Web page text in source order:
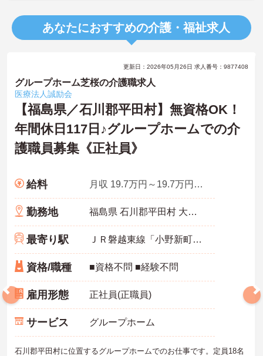
あなたにおすすめの介護・福祉求人
更新日：2026年05月26日 求人番号：9877408
グループホーム芝桜の介護職求人
医療法人誠励会
【福島県／石川郡平田村】無資格OK！
年間休日117日♪グループホームでの介
護職員募集《正社員》
給料 月収 19.7万円～19.7万円程度 ※介護福祉士モデル
勤務地 福島県 石川郡平田村 大字上蓬田字清水内15
最寄り駅 ＪＲ磐越東線「小野新町駅」バス・車18分
資格/職種 ■資格不問 ■経験不問
雇用形態 正社員(正職員)
サービス グループホーム
石川郡平田村に位置するグループホームでのお仕事です。定員18名